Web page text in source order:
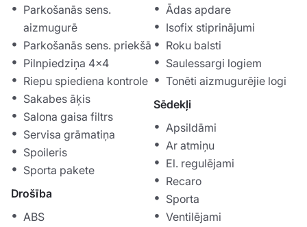
Parkošanās sens.
aizmugurē
Parkošanās sens. priekšā
Pilnpiedziņa 4x4
Riepu spiediena kontrole
Sakabes āķis
Salona gaisa filtrs
Servisa grāmatiņa
Spoileris
Sporta pakete
Drošība
ABS
Ādas apdare
Isofix stiprinājumi
Roku balsti
Saulessargi logiem
Tonēti aizmugurējie logi
Sēdekļi
Apsildāmi
Ar atmiņu
El. regulējami
Recaro
Sporta
Ventilējami